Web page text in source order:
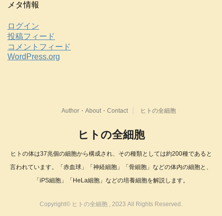
メタ情報
ログイン
投稿フィード
コメントフィード
WordPress.org
Author・About・Contact ヒトの全細胞
ヒトの全細胞
ヒトの体は37兆個の細胞から構成され、その種類としては約200種であると
言われています。「赤血球」「神経細胞」「骨細胞」などの体内の細胞と、
「iPS細胞」「HeLa細胞」などの培養細胞を解説します。
Copyright© ヒトの全細胞 , 2023 All Rights Reserved.